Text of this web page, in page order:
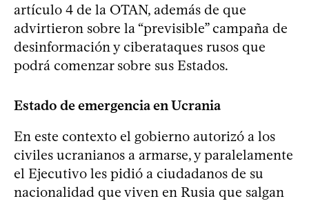
artículo 4 de la OTAN, además de que
advirtieron sobre la “previsible” campaña de
desinformación y ciberataques rusos que
podrá comenzar sobre sus Estados.
Estado de emergencia en Ucrania
En este contexto el gobierno autorizó a los
civiles ucranianos a armarse, y paralelamente
el Ejecutivo les pidió a ciudadanos de su
nacionalidad que viven en Rusia que salgan